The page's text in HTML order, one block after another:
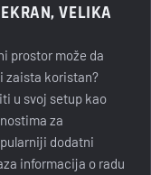
VELIKA
prostor može da
zaista koristan?
u svoj setup kao
za
dodatni
informacija o radu